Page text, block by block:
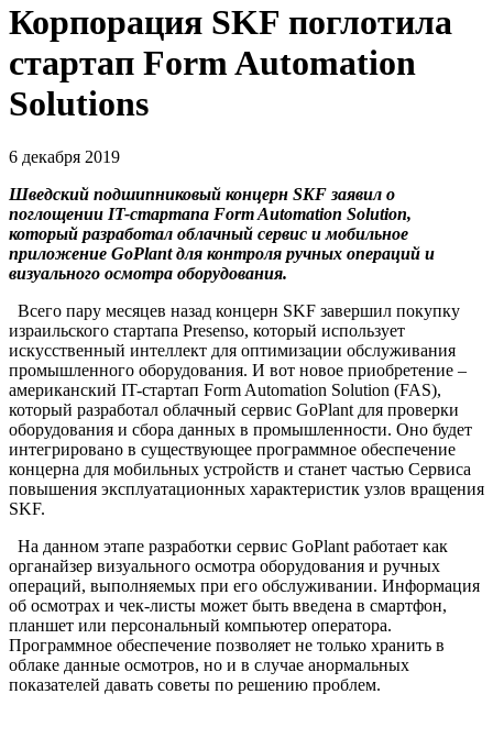
Корпорация SKF поглотила
стартап Form Automation
Solutions
6 декабря 2019
Шведский подшипниковый концерн SKF заявил о
поглощении IT-стартапа Form Automation Solution,
который разработал облачный сервис и мобильное
приложение GoPlant для контроля ручных операций и
визуального осмотра оборудования.
Всего пару месяцев назад концерн SKF завершил покупку
израильского стартапа Presenso, который использует
искусственный интеллект для оптимизации обслуживания
промышленного оборудования. И вот новое приобретение –
американский IT-стартап Form Automation Solution (FAS),
который разработал облачный сервис GoPlant для проверки
оборудования и сбора данных в промышленности. Оно будет
интегрировано в существующее программное обеспечение
концерна для мобильных устройств и станет частью Cервиса
повышения эксплуатационных характеристик узлов вращения
SKF.
На данном этапе разработки сервис GoPlant работает как
органайзер визуального осмотра оборудования и ручных
операций, выполняемых при его обслуживании. Информация
об осмотрах и чек-листы может быть введена в смартфон,
планшет или персональный компьютер оператора.
Программное обеспечение позволяет не только хранить в
облаке данные осмотров, но и в случае анормальных
показателей давать советы по решению проблем.